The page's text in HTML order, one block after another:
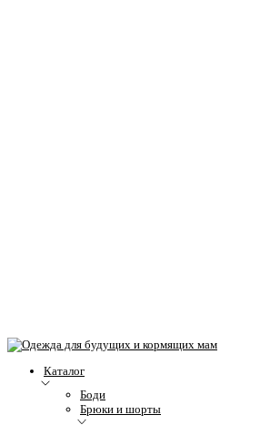
Каталог
Боди
Брюки и шорты